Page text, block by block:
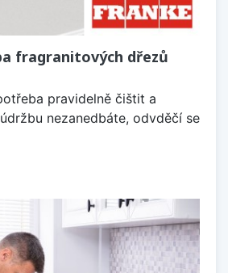
fragranitových dřezů
pravidelně čištit a
nezanedbáte, odvděčí se